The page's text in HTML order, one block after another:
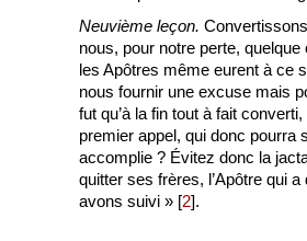
Neuvième leçon.
nous, pour notre perte,
les Apôtres même eurent à ce
nous fournir une excuse mais
fut qu’à la fin tout à fait
premier appel, qui donc pourra
accomplie ? Évitez donc la
quitter ses frères, l’Apôtre qui
avons suivi » [2].